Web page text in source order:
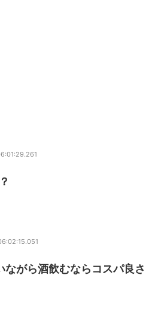
がら酒飲むならコスパ良さ